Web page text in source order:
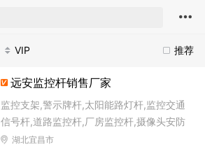
推荐
VIP
远安监控杆销售厂家
监控支架,警示牌杆,太阳能路灯杆,监控交通
信号杆,道路监控杆,厂房监控杆,摄像头安防
立柱,不锈钢标识杆
湖北宜昌市